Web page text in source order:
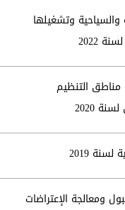
والسياحية وتشغيلها
2022
مناطق التنظيم
2020
2019
ومعالجة الإعتراضات